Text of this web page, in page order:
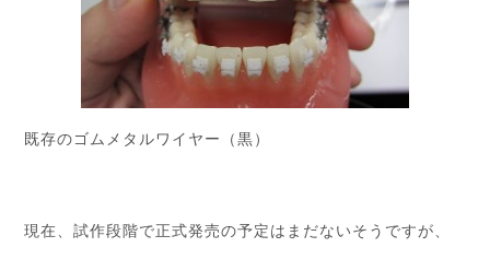
既存のゴムメタルワイヤー（黒）
現在、試作段階で正式発売の予定はまだないそうですが、